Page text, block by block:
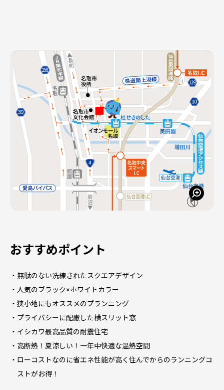
おすすめポイント
無駄のない洗練されたスクエアデザイン
人気のブラック×ホワイトカラー
狭小地にもオススメのプランニング
プライバシーに配慮した横スリット窓
イシカワ最高品質の耐震住宅
高断熱！夏涼しい！一年中快適な温熱空間
ローコストなのに省エネ性能が高く住んでからのランニングコ
ストがお得！